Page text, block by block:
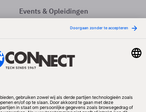
Events & Opleidingen